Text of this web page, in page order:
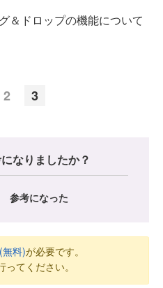
＆ドロップの機能について
2 3
なりましたか？
参考になった
料)が必要です。
ってください。